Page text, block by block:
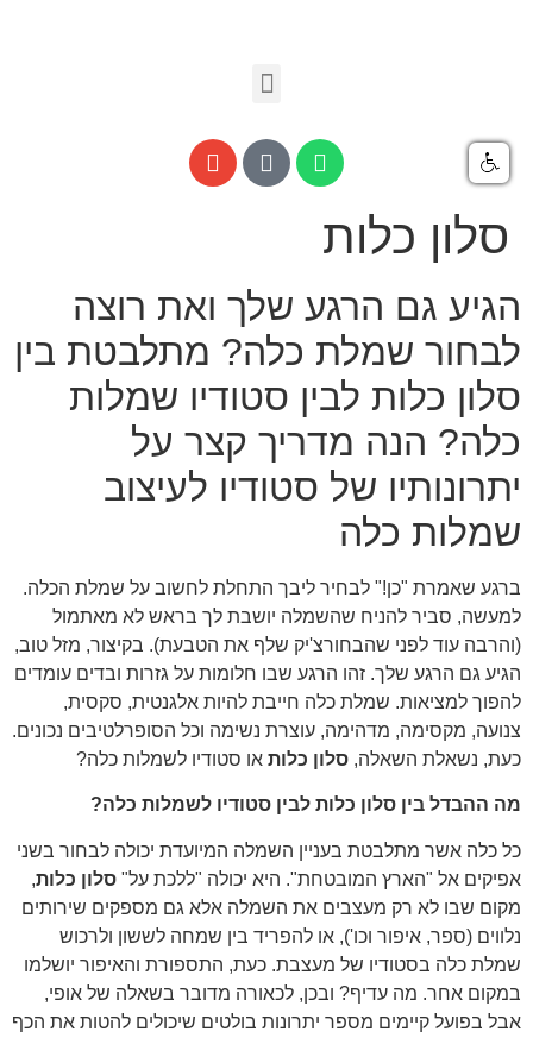
סלון כלות
הגיע גם הרגע שלך ואת רוצה
לבחור שמלת כלה? מתלבטת בין
סלון כלות לבין סטודיו שמלות
כלה? הנה מדריך קצר על
יתרונותיו של סטודיו לעיצוב
שמלות כלה
ברגע שאמרת "כן!" לבחיר ליבך התחלת לחשוב על שמלת הכלה.
למעשה, סביר להניח שהשמלה יושבת לך בראש לא מאתמול
(והרבה עוד לפני שהבחורצ'יק שלף את הטבעת). בקיצור, מזל טוב,
הגיע גם הרגע שלך. זהו הרגע שבו חלומות על גזרות ובדים עומדים
להפוך למציאות. שמלת כלה חייבת להיות אלגנטית, סקסית,
צנועה, מקסימה, מדהימה, עוצרת נשימה וכל הסופרלטיבים נכונים.
כעת, נשאלת השאלה, סלון כלות או סטודיו לשמלות כלה?
מה ההבדל בין סלון כלות לבין סטודיו לשמלות כלה?
כל כלה אשר מתלבטת בעניין השמלה המיועדת יכולה לבחור בשני
אפיקים אל "הארץ המובטחת". היא יכולה "ללכת על" סלון כלות,
מקום שבו לא רק מעצבים את השמלה אלא גם מספקים שירותים
נלווים (ספר, איפור וכו'), או להפריד בין שמחה לששון ולרכוש
שמלת כלה בסטודיו של מעצבת. כעת, התספורת והאיפור יושלמו
במקום אחר. מה עדיף? ובכן, לכאורה מדובר בשאלה של אופי,
אבל בפועל קיימים מספר יתרונות בולטים שיכולים להטות את הכף